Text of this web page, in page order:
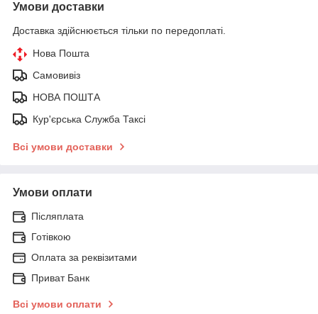
Умови доставки
Доставка здійснюється тільки по передоплаті.
Нова Пошта
Самовивіз
НОВА ПОШТА
Кур'єрська Служба Таксі
Всі умови доставки
Умови оплати
Післяплата
Готівкою
Оплата за реквізитами
Приват Банк
Всі умови оплати